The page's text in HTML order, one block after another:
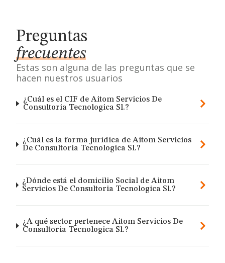
Preguntas
frecuentes
Estas son alguna de las preguntas que se
hacen nuestros usuarios
¿Cuál es el CIF de Aitom Servicios De
Consultoria Tecnologica Sl.?
¿Cuál es la forma jurídica de Aitom Servicios
De Consultoria Tecnologica Sl.?
¿Dónde está el domicilio Social de Aitom
Servicios De Consultoria Tecnologica Sl.?
¿A qué sector pertenece Aitom Servicios De
Consultoria Tecnologica Sl.?